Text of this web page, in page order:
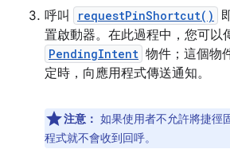
呼叫 requestPinShortcut()
置啟動器。在此過程中，您可以
PendingIntent 物件；這個物
定時，向應用程式傳送通知。
注意： 如果使用者不允許將捷徑
程式就不會收到回呼。